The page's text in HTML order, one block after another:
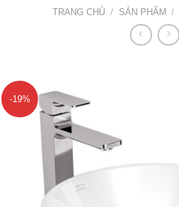
TRANG CHỦ / SẢN PHẨM /
-19%